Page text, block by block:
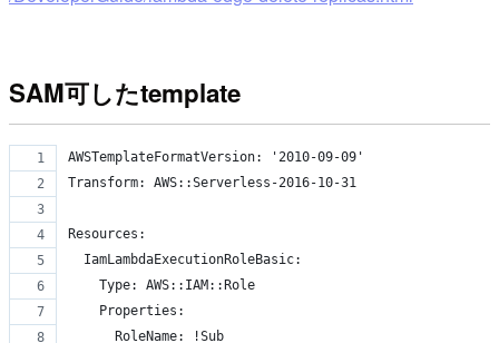
SAM可したtemplate
AWSTemplateFormatVersion: '2010-09-09'
Transform: AWS::Serverless-2016-10-31
Resources:
  IamLambdaExecutionRoleBasic:
    Type: AWS::IAM::Role
    Properties:
      RoleName: !Sub